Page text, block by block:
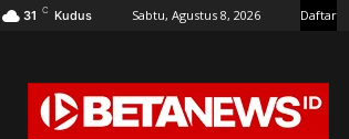
31 C Kudus Sabtu, Agustus 8, 2026 Daftar